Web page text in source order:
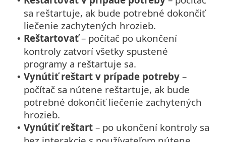
sa reštartuje, ak bude potrebné dokončiť
liečenie zachytených hrozieb.
• Reštartovať– počítač po ukončení
kontroly zatvorí všetky spustené
programy a reštartuje sa.
• Vynútiť reštart v prípade potreby –
počítač sa nútene reštartuje, ak bude
potrebné dokončiť liečenie zachytených
hrozieb.
• Vynútiť reštart – po ukončení kontroly sa